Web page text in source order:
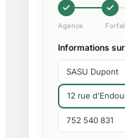
Agence
Informations
SASU Dupont
12 rue
752 540 831